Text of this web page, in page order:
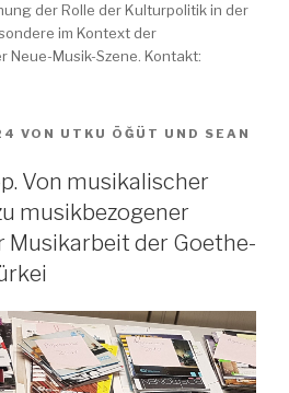
der Rolle der Kulturpolitik in der
im Kontext der
Neue-Musik-Szene. Kontakt:
VON UTKU ÖĞÜT UND SEAN
Von musikalischer
musikbezogener
Musikarbeit der Goethe-